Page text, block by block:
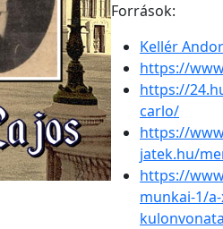
Források:
Kellér
https://
https://
carlo/
https://
jatek.hu/
https://
munkai-1/